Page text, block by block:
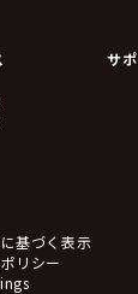
ド
・ストラップ
シール・カード
・ポスター
ター
ダー
サ
基づく表示
リシー